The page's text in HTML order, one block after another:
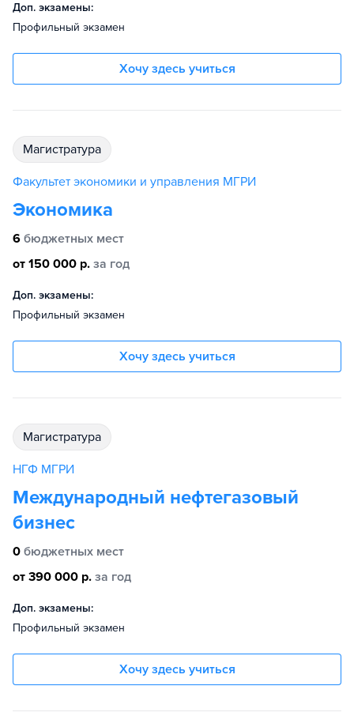
Доп. экзамены:
Профильный экзамен
Хочу здесь учиться
магистратура
Факультет экономики и управления МГРИ
Экономика
6 бюджетных мест
от 150 000 р. за год
Доп. экзамены:
Профильный экзамен
Хочу здесь учиться
магистратура
НГФ МГРИ
Международный нефтегазовый
бизнес
0 бюджетных мест
от 390 000 р. за год
Доп. экзамены:
Профильный экзамен
Хочу здесь учиться